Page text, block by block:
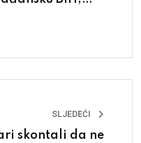
korupcije
SLJEDEĆI
skontali da ne